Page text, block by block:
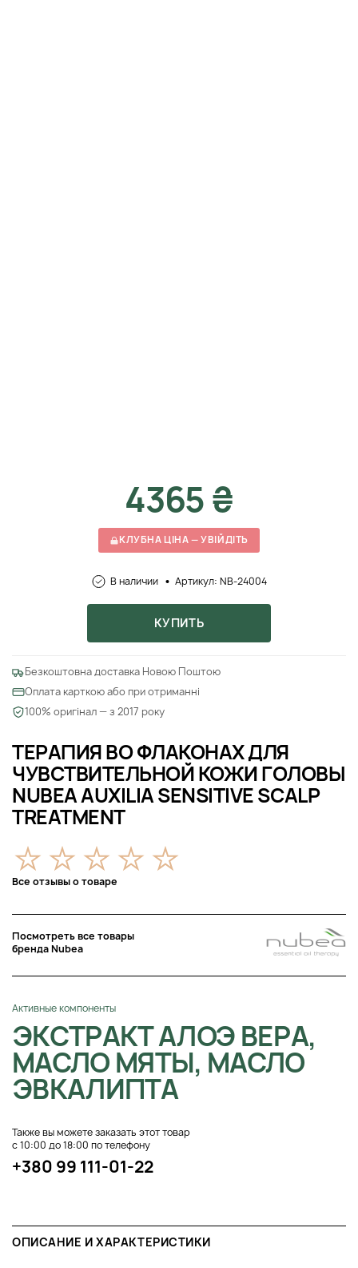
ТЕРАПИЯ ВО ФЛАКОНАХ ДЛЯ
ЧУВСТВИТЕЛЬНОЙ КОЖИ ГОЛОВЫ
NUBEA AUXILIA SENSITIVE SCALP
TREATMENT
Все отзывы о товаре
Посмотреть все товары
бренда Nubea
Активные компоненты
ЭКСТРАКТ АЛОЭ ВЕРА,
МАСЛО МЯТЫ, МАСЛО
ЭВКАЛИПТА
Также вы можете заказать этот товар
с 10:00 до 18:00 по телефону
+380 99 111-01-22
4365 ₴
КЛУБНА ЦІНА — УВІЙДІТЬ
В наличии Артикул: NB-24004
КУПИТЬ
Безкоштовна доставка Новою Поштою
Оплата карткою або при отриманні
100% оригінал — з 2017 року
ОПИСАНИЕ И ХАРАКТЕРИСТИКИ